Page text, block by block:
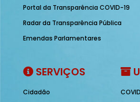
Portal da Transparência COVID-19
Radar da Transparência Pública
Emendas Parlamentares
SERVIÇOS
Cidadão